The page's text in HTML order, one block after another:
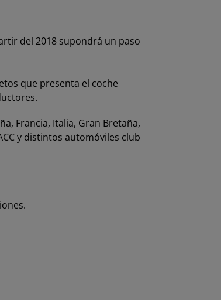
del 2018 supondrá un paso
que presenta el coche
Francia, Italia, Gran Bretaña,
y distintos automóviles club